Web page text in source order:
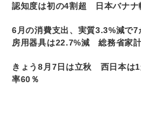
認知度は初の4割超 日本バナナ
6月の消費支出、実質3.3%減で
房用器具は22.7%減 総務省家
きょう8月7日は立秋 西日本は
率60％